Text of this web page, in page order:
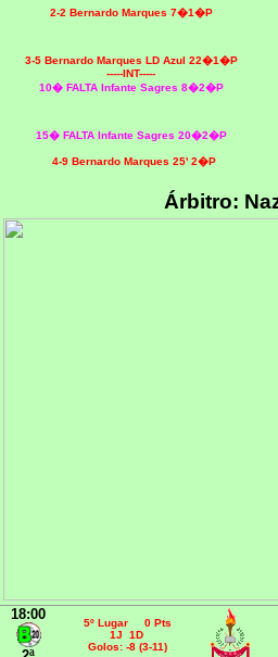
2-2 Bernardo Marques 7�1�P
3-5 Bernardo Marques LD Azul 22�1�P
-----INT-----
10� FALTA Infante Sagres 8�2�P
15� FALTA Infante Sagres 20�2�P
4-9 Bernardo Marques 25' 2�P
Árbitro:
18:00
5º Lugar 0 Pts
1J 1D
Golos: -8 (3-11)